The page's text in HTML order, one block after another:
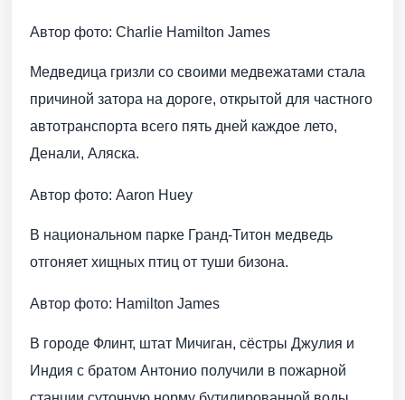
Автор фото: Charlie Hamilton James
Медведица гризли со своими медвежатами стала
причиной затора на дороге, открытой для частного
автотранспорта всего пять дней каждое лето,
Денали, Аляска.
Автор фото: Aaron Huey
В национальном парке Гранд-Титон медведь
отгоняет хищных птиц от туши бизона.
Автор фото: Hamilton James
В городе Флинт, штат Мичиган, сёстры Джулия и
Индия с братом Антонио получили в пожарной